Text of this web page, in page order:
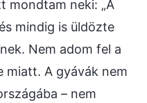
mondtam neki: „A
mindig is üldözte
Nem adom fel a
miatt. A gyávák nem
– nem